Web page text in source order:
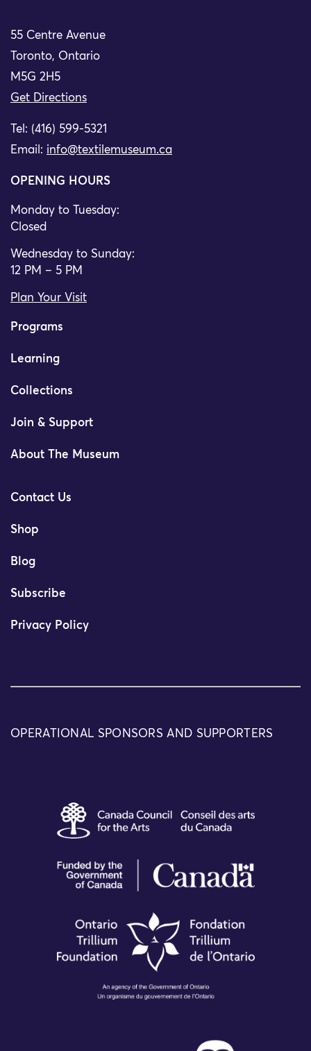
55 Centre Avenue
Toronto, Ontario
M5G 2H5
Get Directions
Tel: (416) 599-5321
Email: info@textilemuseum.ca
OPENING HOURS
Monday to Tuesday:
Closed
Wednesday to Sunday:
12 PM – 5 PM
Plan Your Visit
Programs
Learning
Collections
Join & Support
About The Museum
Contact Us
Shop
Blog
Subscribe
Privacy Policy
OPERATIONAL SPONSORS AND SUPPORTERS